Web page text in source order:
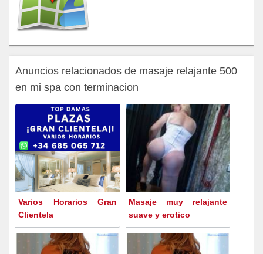
Anuncios relacionados de masaje relajante 500
en mi spa con terminacion
Varios Horarios Gran
Clientela
Masaje muy relajante
suave y erotico